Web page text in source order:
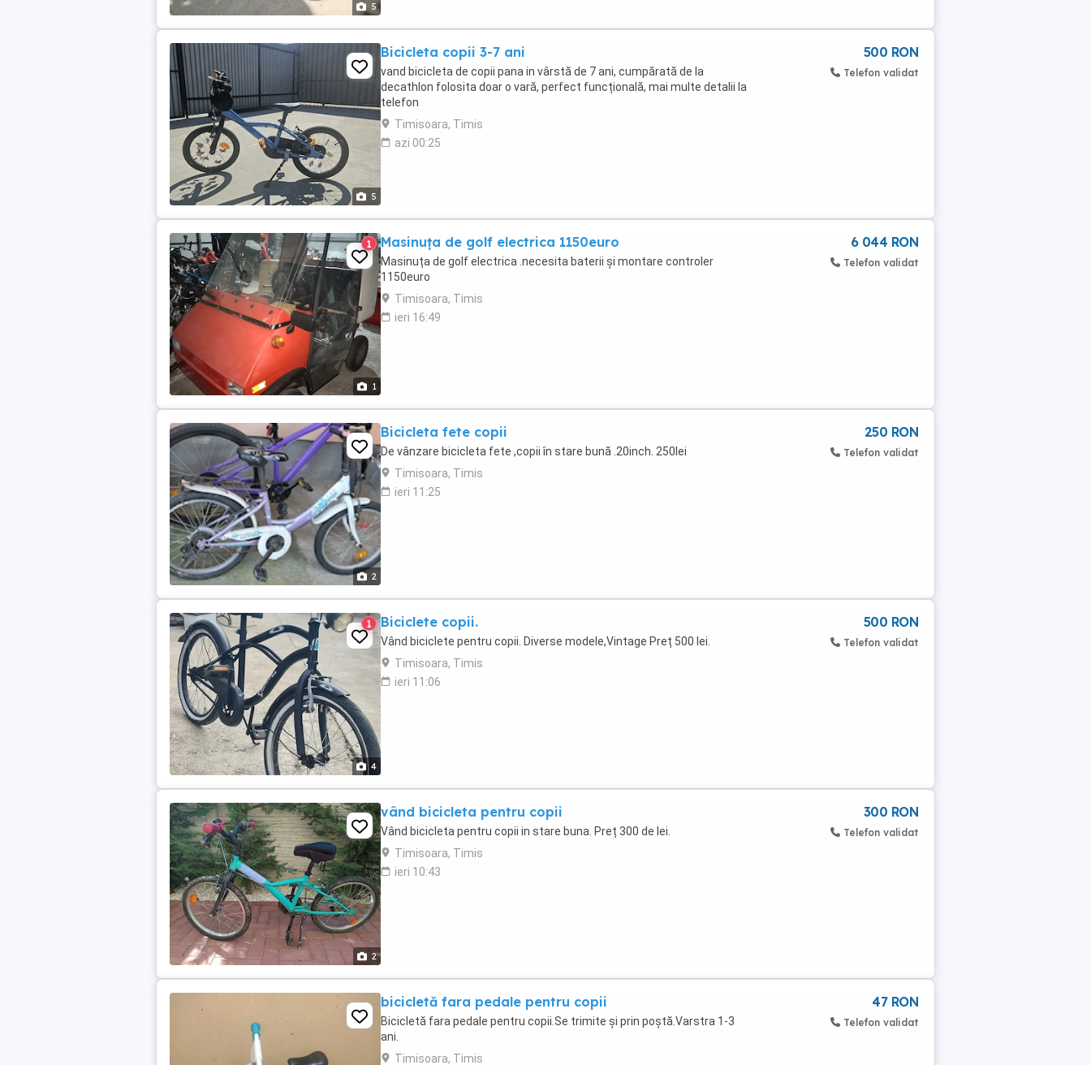
5
5
Bicicleta copii 3-7 ani
vand bicicleta de copii pana in vârstă de 7 ani, cumpărată de la
decathlon folosita doar o vară, perfect funcțională, mai multe detalii la
telefon
Timisoara, Timis
azi 00:25
500 RON
Telefon validat
1
1 Masinuța de golf electrica 1150euro
Masinuța de golf electrica .necesita baterii și montare controler
1150euro
Timisoara, Timis
ieri 16:49
6 044 RON
Telefon validat
2
Bicicleta fete copii
De vânzare bicicleta fete ,copii în stare bună .20inch. 250lei
Timisoara, Timis
ieri 11:25
250 RON
Telefon validat
4
1 Biciclete copii.
Vând biciclete pentru copii. Diverse modele,Vintage Preț 500 lei.
Timisoara, Timis
ieri 11:06
500 RON
Telefon validat
2
vând bicicleta pentru copii
Vând bicicleta pentru copii in stare buna. Preț 300 de lei.
Timisoara, Timis
ieri 10:43
300 RON
Telefon validat
bicicletă fara pedale pentru copii
Bicicletă fara pedale pentru copii.Se trimite și prin poștă.Varstra 1-3
ani.
Timisoara, Timis
47 RON
Telefon validat